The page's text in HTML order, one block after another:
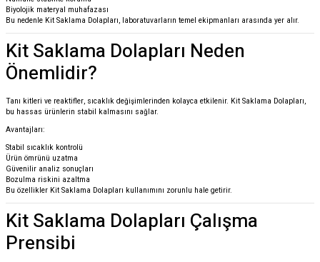
Biyolojik materyal muhafazası
Bu nedenle Kit Saklama Dolapları, laboratuvarların temel ekipmanları arasında yer alır.
Kit Saklama Dolapları Neden
Önemlidir?
Tanı kitleri ve reaktifler, sıcaklık değişimlerinden kolayca etkilenir. Kit Saklama Dolapları,
bu hassas ürünlerin stabil kalmasını sağlar.
Avantajları:
Stabil sıcaklık kontrolü
Ürün ömrünü uzatma
Güvenilir analiz sonuçları
Bozulma riskini azaltma
Bu özellikler Kit Saklama Dolapları kullanımını zorunlu hale getirir.
Kit Saklama Dolapları Çalışma
Prensibi